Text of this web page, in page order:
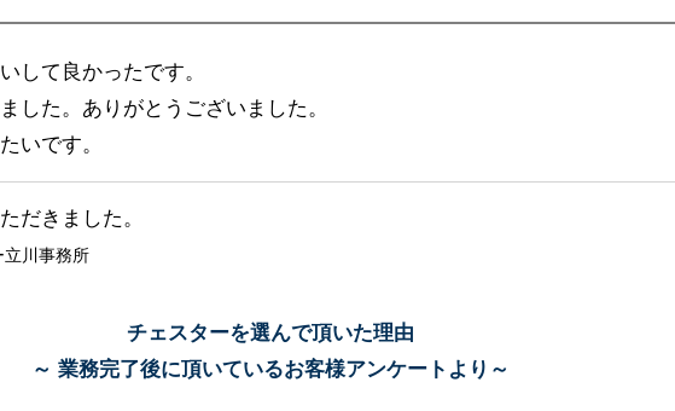
して良かったです。
した。ありがとうございました。
いです。
だきました。
立川事務所
チェスターを選んで頂いた理由
～ 業務完了後に頂いているお客様アンケートより～